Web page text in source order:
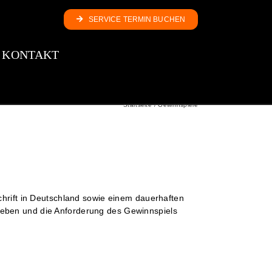
SERVICE TERMIN BUCHEN
KONTAKT
Startseite Gewinnspiele
in Deutschland sowie einem dauerhaften
und die Anforderung des Gewinnspiels